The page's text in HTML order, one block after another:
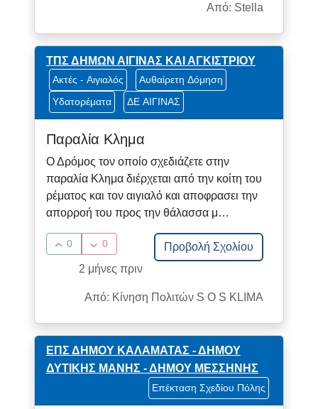
Από: Stella
ΤΠΣ ΔΗΜΩΝ ΑΙΓΙΝΑΣ ΚΑΙ ΑΓΚΙΣΤΡΙΟΥ
Ακτές - Αιγιαλός
Αυθαίρετη Δόμηση
Υδατορέματα
ΔΕ ΑΙΓΙΝΑΣ
Παραλία Κλημα
Ο Δρόμος τον οποίο σχεδιάζετε στην
παραλία Κλημα διέρχεται από την κοίτη του
ρέματος και τον αιγιαλό και αποφρασει την
απορροή του προς την θάλασσα μ…
0 0
Προβολή Σχολίου
2 μήνες πριν
Από: Κίνηση Πολιτών S O S KLIMA
ΕΠΣ ΔΗΜΟΥ ΚΑΛΑΜΑΤΑΣ - ΔΗΜΟΥ
ΔΥΤΙΚΗΣ ΜΑΝΗΣ - ΔΗΜΟΥ ΜΕΣΣΗΝΗΣ
Επέκταση Σχεδίου Πόλης